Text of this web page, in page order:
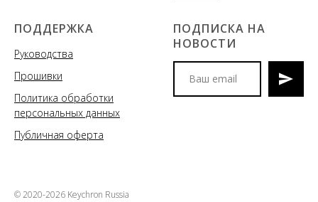
ПОДДЕРЖКА
Руководства
Прошивки
Политика обработки
персональных данных
Публичная оферта
ПОДПИСКА НА
НОВОСТИ
© 2020-2026 Keychron Russia